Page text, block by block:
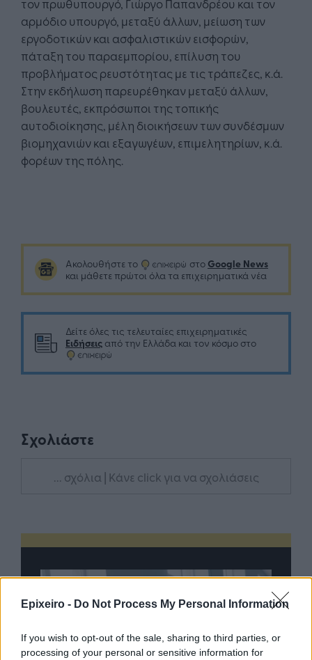
Epixeiro - Do Not Process My Personal Information
If you wish to opt-out of the sale, sharing to third parties, or
processing of your personal or sensitive information for
τον πρωθυπουργό, Γιώργο Παπανδρέου και τον
αρμόδιο υπουργό, μεταξύ άλλων, μείωση των
εργοδοτικών και ασφαλιστικών εισφορών,
πάταξη του παραεμπορίου, επίλυση του
προβλήματος ρευστότητας με τις τράπεζες, κ.ά.
Στην εκδήλωση παρευρέθηκαν μεταξύ άλλων,
βουλευτές, εκπρόσωποι της τοπικής
αυτοδιοίκησης, μέλη διοικήσεων των συνδέσμων
βιομηχανιών και εξαγωγέων, επιμελητηρίων, κ.ά.
φορέων της πόλης.
Ακολουθήστε το στο Google News
και μάθετε πρώτοι όλα τα επιχειρηματικά νέα
Δείτε όλες τις τελευταίες επιχειρηματικές
Ειδήσεις από την Ελλάδα και τον κόσμο στο
Σχολιάστε
... σχόλια | Κάνε click για να σχολιάσεις